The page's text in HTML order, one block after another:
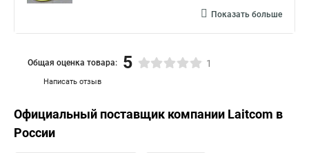
Показать больше
Написать отзыв
Общая оценка товара: 5 1
Официальный поставщик компании Laitcom в
России